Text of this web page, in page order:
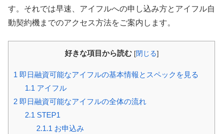
す。それでは早速、アイフルへの申し込み方とアイフル自
動契約機までのアクセス方法をご案内します。
好きな項目から読む [閉じる]
1 即日融資可能なアイフルの基本情報とスペックを見る
1.1 アイフル
2 即日融資可能なアイフルの全体の流れ
2.1 STEP1
2.1.1 お申込み